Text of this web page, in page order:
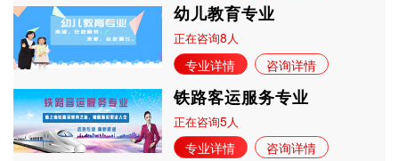
幼儿教育专业
正在咨询8人
专业详情 咨询详情
铁路客运服务专业
正在咨询5人
专业详情 咨询详情